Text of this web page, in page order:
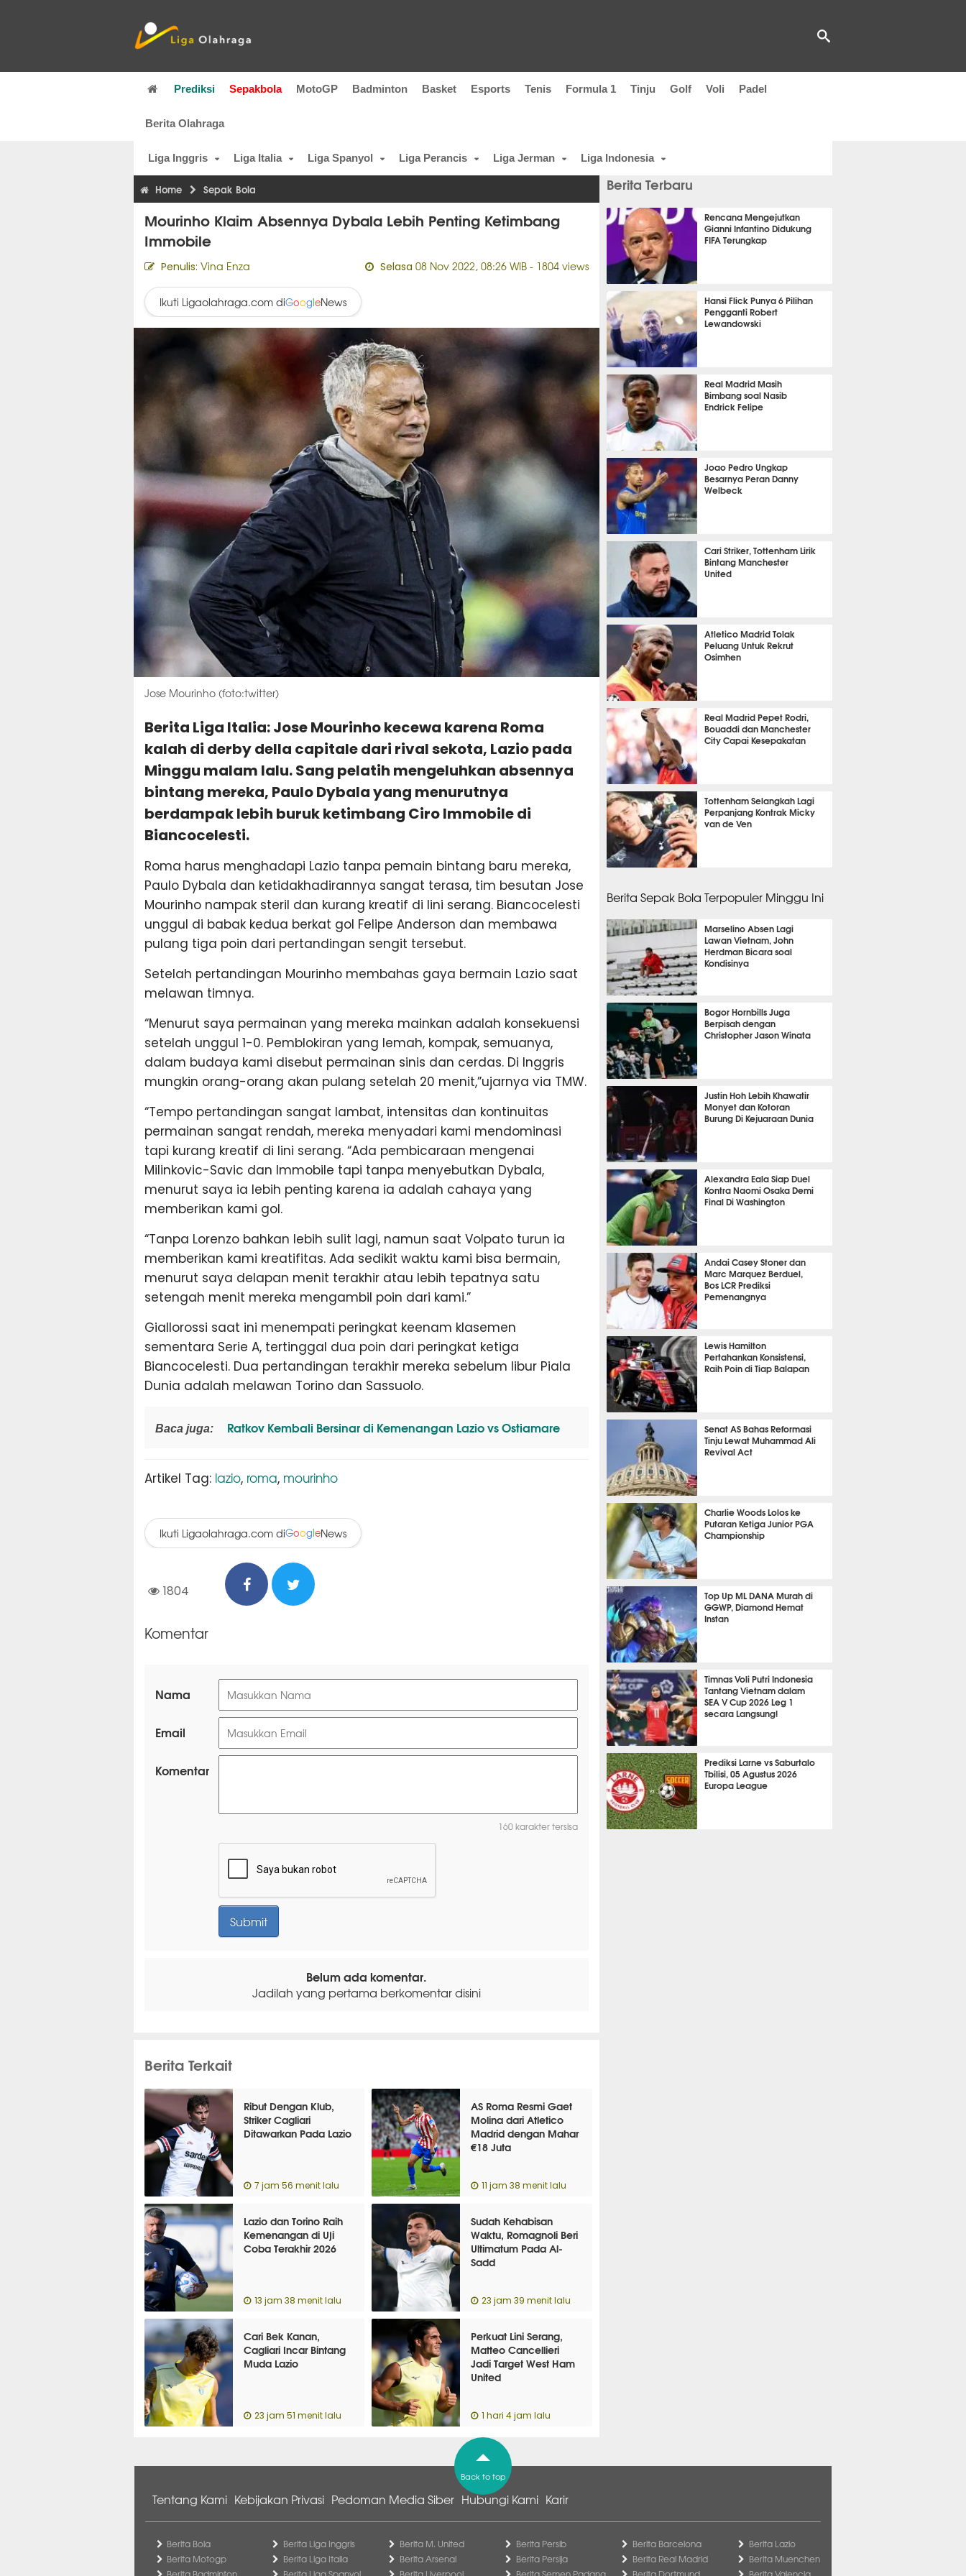
Prediksi Sepakbola MotoGP Badminton Basket Esports Tenis Formula 1 Tinju Golf Voli Padel
Berita Olahraga
Liga Inggris Liga Italia Liga Spanyol Liga Perancis Liga Jerman Liga Indonesia
Home Sepak Bola
Mourinho Klaim Absennya Dybala Lebih Penting Ketimbang
Immobile
Penulis: Vina Enza Selasa 08 Nov 2022, 08:26 WIB- 1804 views
Ikuti Ligaolahraga.com diGoogleNews
Jose Mourinho (foto:twitter)
Berita Liga Italia: Jose Mourinho kecewa karena Roma
kalah di derby della capitale dari rival sekota, Lazio pada
Minggu malam lalu. Sang pelatih mengeluhkan absennya
bintang mereka, Paulo Dybala yang menurutnya
berdampak lebih buruk ketimbang Ciro Immobile di
Biancocelesti.
Roma harus menghadapi Lazio tanpa pemain bintang baru mereka,
Paulo Dybala dan ketidakhadirannya sangat terasa, tim besutan Jose
Mourinho nampak steril dan kurang kreatif di lini serang. Biancocelesti
unggul di babak kedua berkat gol Felipe Anderson dan membawa
pulang tiga poin dari pertandingan sengit tersebut.
Setelah pertandingan Mourinho membahas gaya bermain Lazio saat
melawan timnya.
“Menurut saya permainan yang mereka mainkan adalah konsekuensi
setelah unggul 1-0. Pemblokiran yang lemah, kompak, semuanya,
dalam budaya kami disebut permainan sinis dan cerdas. Di Inggris
mungkin orang-orang akan pulang setelah 20 menit,”ujarnya via TMW.
“Tempo pertandingan sangat lambat, intensitas dan kontinuitas
permainan sangat rendah, mereka menyadari kami mendominasi
tapi kurang kreatif di lini serang. “Ada pembicaraan mengenai
Milinkovic-Savic dan Immobile tapi tanpa menyebutkan Dybala,
menurut saya ia lebih penting karena ia adalah cahaya yang
memberikan kami gol.
“Tanpa Lorenzo bahkan lebih sulit lagi, namun saat Volpato turun ia
memberikan kami kreatifitas. Ada sedikit waktu kami bisa bermain,
menurut saya delapan menit terakhir atau lebih tepatnya satu
setengah menit mereka mengambil poin dari kami.”
Giallorossi saat ini menempati peringkat keenam klasemen
sementara Serie A, tertinggal dua poin dari peringkat ketiga
Biancocelesti. Dua pertandingan terakhir mereka sebelum libur Piala
Dunia adalah melawan Torino dan Sassuolo.
Baca juga: Ratkov Kembali Bersinar di Kemenangan Lazio vs Ostiamare
Artikel Tag: lazio, roma, mourinho
Ikuti Ligaolahraga.com diGoogleNews
1804
Komentar
Nama
Email
Komentar
160 karakter tersisa
Belum ada komentar.
Jadilah yang pertama berkomentar disini
Berita Terkait
Ribut Dengan Klub,
Striker Cagliari
Ditawarkan Pada Lazio
7 jam 56 menit lalu
AS Roma Resmi Gaet
Molina dari Atletico
Madrid dengan Mahar
€18 Juta
11 jam 38 menit lalu
Lazio dan Torino Raih
Kemenangan di Uji
Coba Terakhir 2026
13 jam 38 menit lalu
Sudah Kehabisan
Waktu, Romagnoli Beri
Ultimatum Pada Al-
Sadd
23 jam 39 menit lalu
Cari Bek Kanan,
Cagliari Incar Bintang
Muda Lazio
23 jam 51 menit lalu
Perkuat Lini Serang,
Matteo Cancellieri
Jadi Target West Ham
United
1 hari 4 jam lalu
Berita Terbaru
Rencana Mengejutkan
Gianni Infantino Didukung
FIFA Terungkap
19 menit 55 detik lalu
Hansi Flick Punya 6 Pilihan
Pengganti Robert
Lewandowski
32 menit 8 detik lalu
Real Madrid Masih
Bimbang soal Nasib
Endrick Felipe
43 menit 20 detik lalu
Joao Pedro Ungkap
Besarnya Peran Danny
Welbeck
49 menit 33 detik lalu
Cari Striker, Tottenham Lirik
Bintang Manchester
United
50 menit 8 detik lalu
Atletico Madrid Tolak
Peluang Untuk Rekrut
Osimhen
53 menit 10 detik lalu
Real Madrid Pepet Rodri,
Bouaddi dan Manchester
City Capai Kesepakatan
57 menit 11 detik lalu
Tottenham Selangkah Lagi
Perpanjang Kontrak Micky
van de Ven
Berita Sepak Bola Terpopuler Minggu Ini
Marselino Absen Lagi
Lawan Vietnam, John
Herdman Bicara soal
Kondisinya
SEPAK BOLA
Bogor Hornbills Juga
Berpisah dengan
Christopher Jason Winata
BASKET
Justin Hoh Lebih Khawatir
Monyet dan Kotoran
Burung Di Kejuaraan Dunia
BADMINTON
Alexandra Eala Siap Duel
Kontra Naomi Osaka Demi
Final Di Washington
TENIS
Andai Casey Stoner dan
Marc Marquez Berduel,
Bos LCR Prediksi
Pemenangnya
MOTOGP
Lewis Hamilton
Pertahankan Konsistensi,
Raih Poin di Tiap Balapan
F1
Senat AS Bahas Reformasi
Tinju Lewat Muhammad Ali
Revival Act
TINJU
Charlie Woods Lolos ke
Putaran Ketiga Junior PGA
Championship
GOLF
Top Up ML DANA Murah di
GGWP, Diamond Hemat
Instan
ESPORTS
Timnas Voli Putri Indonesia
Tantang Vietnam dalam
SEA V Cup 2026 Leg 1
secara Langsung!
OLAHRAGA LAIN
Prediksi Larne vs Saburtalo
Tbilisi, 05 Agustus 2026
Europa League
Back to top
Tentang Kami Kebijakan Privasi Pedoman Media Siber Hubungi Kami Karir
Berita Bola
Berita Motogp
Berita Liga Inggris
Berita Liga Italia
Berita M. United
Berita Arsenal
Berita Persib
Berita Persija
Berita Barcelona
Berita Real Madrid
Berita Lazio
Berita Muenchen